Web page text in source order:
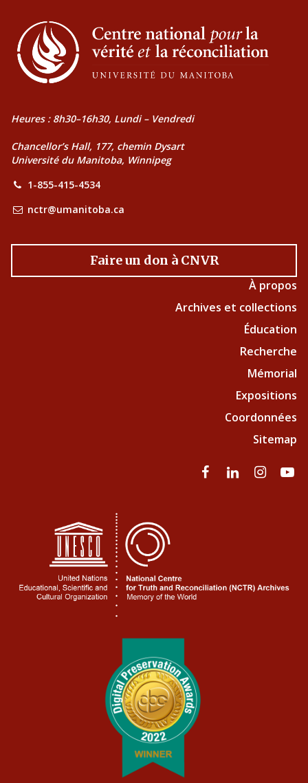
Heures : 8h30–16h30, Lundi – Vendredi
Chancellor’s Hall, 177, chemin Dysart
Université du Manitoba, Winnipeg
1-855-415-4534
nctr@umanitoba.ca
Faire un don à CNVR
À propos
Archives et collections
Éducation
Recherche
Mémorial
Expositions
Coordonnées
Sitemap